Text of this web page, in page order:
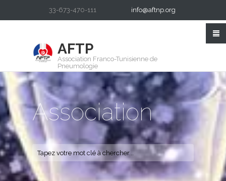
33-673-470-111 info@aftnp.org
AFTP
Association Franco-Tunisienne de
Pneumologie
Association